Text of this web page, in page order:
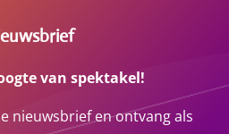
van spektakel!
nieuwsbrief en ontvang als